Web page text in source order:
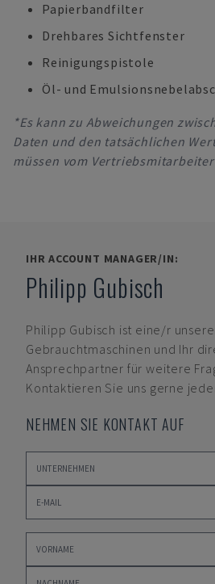
Papierbandfilter
Drehbares Sichtfenster
Reinigungspistole
Öl- und
*Es kann zu Abweichungen
Daten und den tatsächlichen
müssen vom
IHR ACCOUNT MANAGER/IN:
Philipp Gubisch
Philipp Gubisch ist eine/r
Gebrauchtmaschinen und Ihr
Ansprechpartner für weitere
Kontaktieren Sie uns gerne
NEHMEN SIE KONTAKT AUF